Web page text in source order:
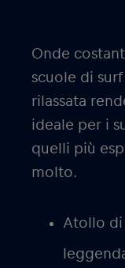
Onde
scuole di
rilassata
ideale per i
quelli più
molto.
Atollo di